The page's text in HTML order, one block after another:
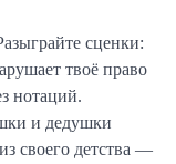
сценки:
твоё право
нотаций.
и дедушки
своего детства —